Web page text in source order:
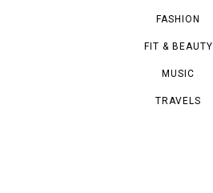
FASHION
FIT & BEAUTY
MUSIC
TRAVELS